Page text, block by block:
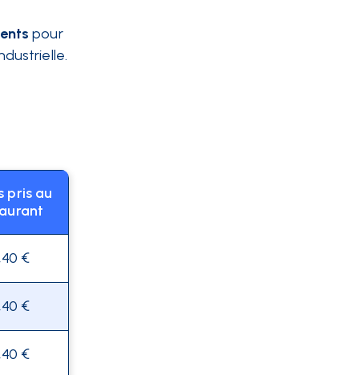
pour
pris au
€
€
€